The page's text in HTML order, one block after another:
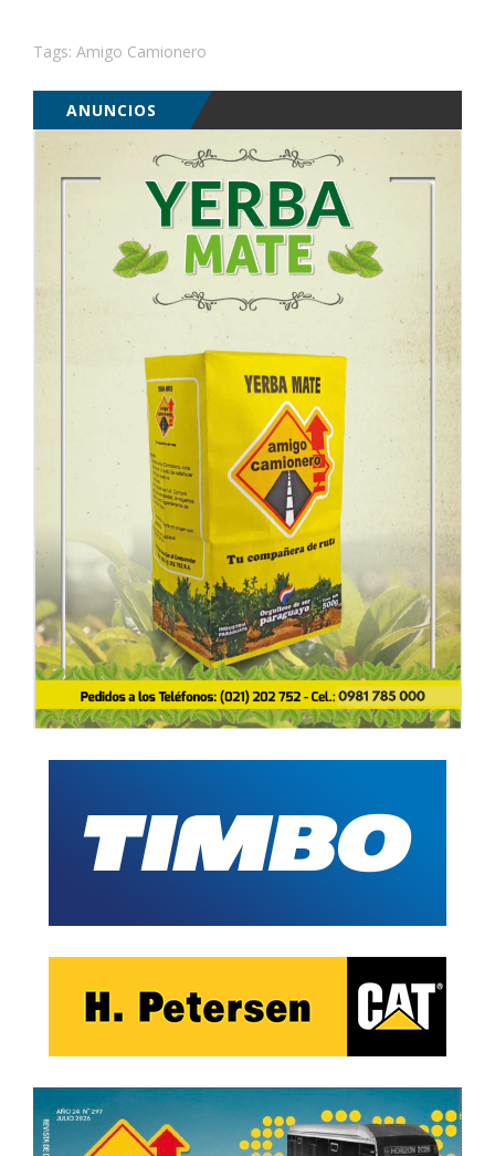
Tags: Amigo Camionero
ANUNCIOS